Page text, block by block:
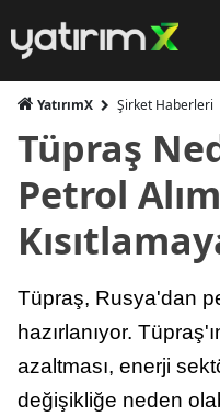
YatırımX Şirket Haberleri
Tüpraş
Petrol
Tüpraş, Rusya'dan
hazırlanıyor.
azaltması, enerji
değişikliğe neden